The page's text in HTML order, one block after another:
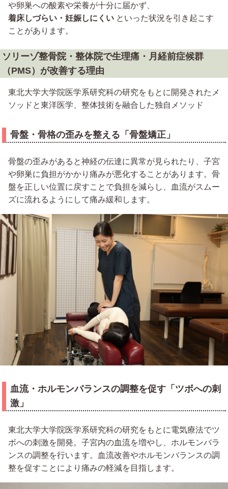
や卵巣への酸素や栄養が十分に届かず、
着床しづらい・妊娠しにくい といった状況を引き起こす
ことがあります。
ソリーゾ整骨院・整体院で生理痛・月経前症候群
（PMS）が改善する理由
東北大学大学院医学系研究科の研究をもとに開発されたメ
ソッドと東洋医学、整体技術を融合した独自メソッド
骨盤・骨格の歪みを整える「骨盤矯正」
骨盤の歪みがあると神経の伝達に異常が見られたり、子宮
や卵巣に負担がかかり痛みが悪化することがあります。骨
盤を正しい位置に戻すことで負担を減らし、血流がスムー
ズに流れるようにして痛み緩和します。
血流・ホルモンバランスの調整を促す「ツボへの刺
激」
東北大学大学院医学系研究科の研究をもとに電気療法でツ
ボへの刺激を開発。子宮内の血流を増やし、ホルモンバラ
ンスの調整を行います。血流改善やホルモンバランスの調
整を促すことにより痛みの軽減を目指します。